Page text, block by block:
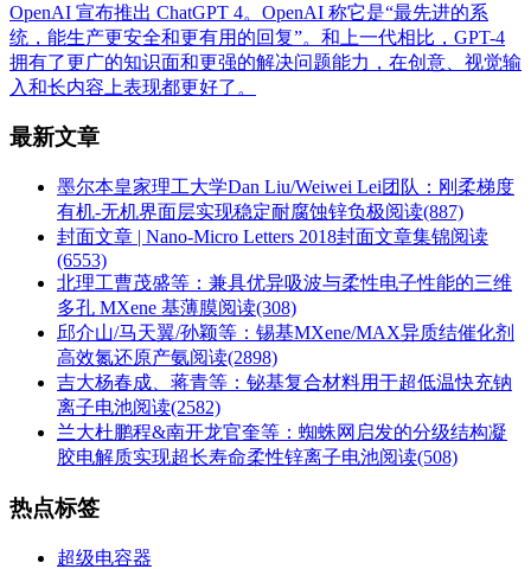
OpenAI 宣布推出 ChatGPT 4。OpenAI 称它是“最先进的系
统，能生产更安全和更有用的回复”。和上一代相比，GPT-4
拥有了更广的知识面和更强的解决问题能力，在创意、视觉输
入和长内容上表现都更好了。
最新文章
墨尔本皇家理工大学Dan Liu/Weiwei Lei团队：刚柔梯度
有机-无机界面层实现稳定耐腐蚀锌负极阅读(887)
封面文章 | Nano-Micro Letters 2018封面文章集锦阅读
(6553)
北理工曹茂盛等：兼具优异吸波与柔性电子性能的三维
多孔 MXene 基薄膜阅读(308)
邱介山/马天翼/孙颖等：锡基MXene/MAX异质结催化剂
高效氮还原产氨阅读(2898)
吉大杨春成、蒋青等：铋基复合材料用于超低温快充钠
离子电池阅读(2582)
兰大杜鹏程&南开龙官奎等：蜘蛛网启发的分级结构凝
胶电解质实现超长寿命柔性锌离子电池阅读(508)
热点标签
超级电容器